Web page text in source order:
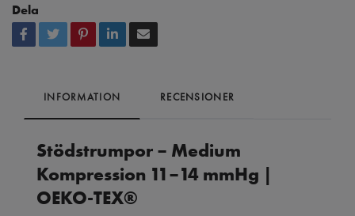
Dela
INFORMATION RECENSIONER
Stödstrumpor – Medium
Kompression 11–14 mmHg |
OEKO-TEX®